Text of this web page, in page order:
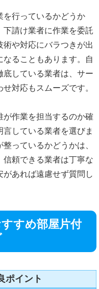
を行っているかどうか
下請け業者に作業を委託
や対応にバラつきが出
ることもあります。自
している業者は、サー
対応もスムーズです。
が作業を担当するのか確
している業者を選びま
っているかどうかは、
頼できる業者は丁寧な
あれば遠慮せず質問し
すめ部屋片付
ポイント